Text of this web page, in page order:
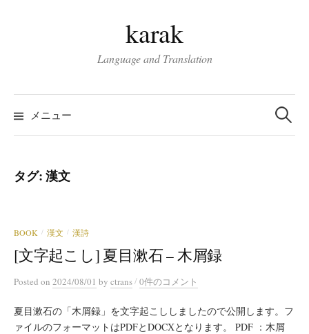
ス
キ
プ
karak
Language and Translation
メニュー
検
索:
タグ:漢文
BOOK / 漢文 / 漢詩
[文字起こし] 夏目漱石 – 木屑録
Posted on 2024/08/01 by ctrans/0件のコメント
夏目漱石の「木屑録」を文字起こししましたので公開します。フ
ァイルのフォーマットはPDFとDOCXとなります。 PDF ：木屑